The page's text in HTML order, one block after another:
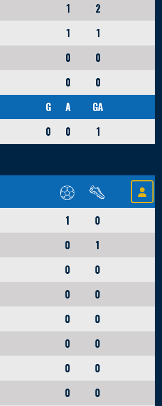
1
2
1
1
0
0
0
0
G A
GA
0 0 1
1
0
0
1
0
0
0
0
0
0
0
0
0
0
0
0